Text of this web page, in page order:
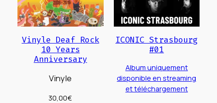
Vinyle Deaf Rock
10 Years
Anniversary
Vinyle
30,00€
ICONIC Strasbourg
#01
Album uniquement
disponible en streaming
et téléchargement